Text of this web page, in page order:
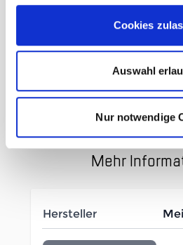
Cookies
Auswahl
Nur notwendige
Variofix 3 System
Vibram Sohle
Für ausgedehnte Touren
Mehr
Hersteller